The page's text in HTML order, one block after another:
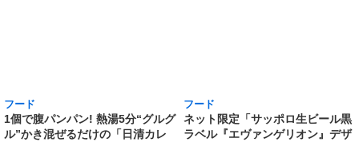
ーメシ」に出来上がり400g以上
の山盛サイズ誕生! 「日清山盛カ
レーメシ 欧風ビーフ」「日清山盛
イン缶 12本セットBOX」の予約
がAmazonでも実施中 350ml缶
には「エヴァンゲリオン初号機」